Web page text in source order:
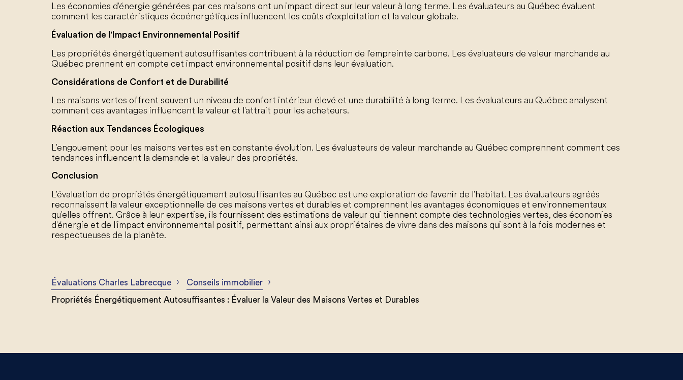
Les économies d'énergie générées par ces maisons ont un impact direct sur leur valeur à long terme. Les évaluateurs au Québec évaluent
comment les caractéristiques écoénergétiques influencent les coûts d'exploitation et la valeur globale.
Évaluation de l'Impact Environnemental Positif
Les propriétés énergétiquement autosuffisantes contribuent à la réduction de l'empreinte carbone. Les évaluateurs de valeur marchande au
Québec prennent en compte cet impact environnemental positif dans leur évaluation.
Considérations de Confort et de Durabilité
Les maisons vertes offrent souvent un niveau de confort intérieur élevé et une durabilité à long terme. Les évaluateurs au Québec analysent
comment ces avantages influencent la valeur et l'attrait pour les acheteurs.
Réaction aux Tendances Écologiques
L'engouement pour les maisons vertes est en constante évolution. Les évaluateurs de valeur marchande au Québec comprennent comment ces
tendances influencent la demande et la valeur des propriétés.
Conclusion
L'évaluation de propriétés énergétiquement autosuffisantes au Québec est une exploration de l'avenir de l'habitat. Les évaluateurs agréés
reconnaissent la valeur exceptionnelle de ces maisons vertes et durables et comprennent les avantages économiques et environnementaux
qu'elles offrent. Grâce à leur expertise, ils fournissent des estimations de valeur qui tiennent compte des technologies vertes, des économies
d'énergie et de l'impact environnemental positif, permettant ainsi aux propriétaires de vivre dans des maisons qui sont à la fois modernes et
respectueuses de la planète.
Évaluations Charles Labrecque › Conseils immobilier ›
Propriétés Énergétiquement Autosuffisantes : Évaluer la Valeur des Maisons Vertes et Durables